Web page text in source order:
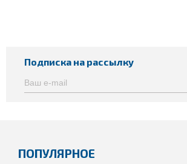
Подписка на рассылку
ПОПУЛЯРНОЕ